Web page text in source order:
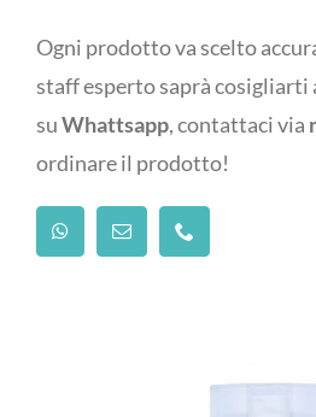
Ogni prodotto va scelto
staff esperto saprà cosigliarti
suWhattsapp, contattaci via
ordinare il prodotto!